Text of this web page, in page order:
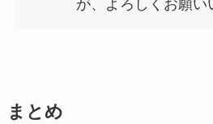
が、よろしくお願い
まとめ